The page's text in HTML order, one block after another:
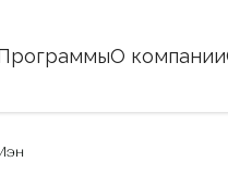
О компании